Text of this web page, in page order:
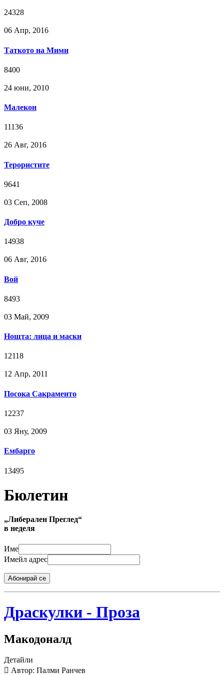
24328
06 Апр, 2016
Таткото на Мими
8400
24 юни, 2010
Малекон
11136
26 Авг, 2016
Терористите
9641
03 Сeп, 2008
Добро куче
14938
06 Авг, 2016
Вой
8493
03 Май, 2009
Нощта: лица и маски
12118
12 Апр, 2011
Посока Сакраменто
12237
03 Яну, 2009
Ембарго
13495
Бюлетин
„Либерален Преглед“
в неделя
Име
Имейл адрес
Абонирай се
Драскулки - Проза
Макодоналд
Детайли
Автор: Палми Ранчев